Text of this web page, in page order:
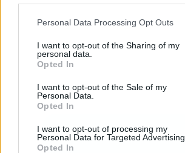
Personal Data Processing Opt Outs
I want to opt-out of the Sharing of my
personal data.
Opted In
I want to opt-out of the Sale of my
Personal Data.
Opted In
I want to opt-out of processing my
Personal Data for Targeted Advertising.
Opted In